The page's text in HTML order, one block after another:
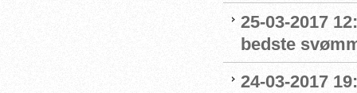
25-03-2017
bedste
24-03-2017